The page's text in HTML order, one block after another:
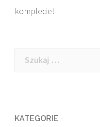
navigation
komplecie!
Szukaj:
KATEGORIE